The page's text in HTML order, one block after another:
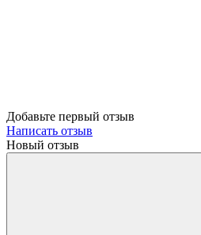
Добавьте первый отзыв
Написать отзыв
Новый отзыв